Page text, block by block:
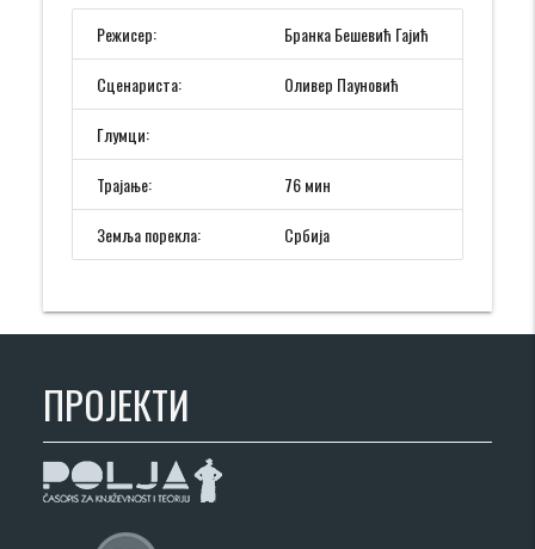
Режисер:
Бранка Бешевић Гајић
Сценариста:
Оливер Пауновић
Глумци:
Трајање:
76 мин
Земља порекла:
Србија
ПРОЈЕКТИ